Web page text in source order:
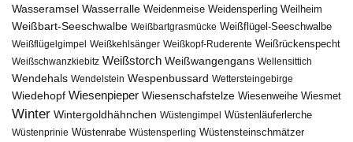
Wasseramsel Wasserralle Weidenmeise Weidensperling Weilheim
Weißbart-Seeschwalbe Weißbartgrasmücke Weißflügel-Seeschwalbe
Weißflügelgimpel Weißkehlsänger Weißkopf-Ruderente Weißrückenspecht
Weißschwanzkiebitz Weißstorch Weißwangengans Wellensittich
Wendehals Wendelstein Wespenbussard Wettersteingebirge
Wiedehopf Wiesenpieper Wiesenschafstelze Wiesenweihe Wiesmet
Winter Wintergoldhähnchen Wüstengimpel Wüstenläuferlerche
Wüstenprinie Wüstenrabe Wüstensperling Wüstensteinschmätzer